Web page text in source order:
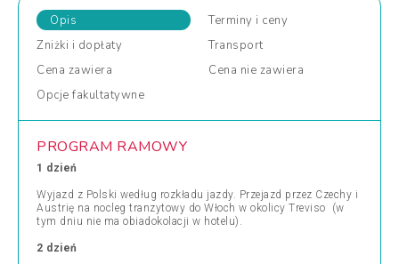
Opis Terminy i ceny
Zniżki i dopłaty
Transport
Cena zawiera Cena nie zawiera
Opcje fakultatywne
PROGRAM RAMOWY
1 dzień
Wyjazd z Polski według rozkładu jazdy. Przejazd przez Czechy i
Austrię na nocleg tranzytowy do Włoch w okolicy Treviso (w
tym dniu nie ma obiadokolacji w hotelu).
2 dzień